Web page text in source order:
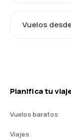
Vuelos
Planifica tu
Vuelos baratos
Viajes